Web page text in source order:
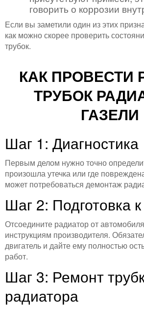
говорить о коррозии
Если вы заметили один из этих
как можно скорее проверить
трубок.
КАК ПРОВЕСТИ
ТРУБОК
ГАЗЕЛИ
Шаг 1: Диагностика
Первым делом нужно точно
произошла утечка или где
может потребоваться демонтаж
Шаг 2: Подготовка
Отсоедините радиатор от
инструкциям производителя.
двигатель и дайте ему полностью
работ.
Шаг 3: Ремонт
радиатора